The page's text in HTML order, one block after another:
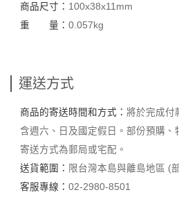
商品尺寸： 100x38x11mm
重 量： 0.057kg
運送方式
商品的寄送時間和方式： 將於完成付
含週六、日及國定假日。部份預購、
寄送方式為郵局或宅配。
送貨範圍： 限台灣本島與離島地區 (
客服專線： 02-2980-8501